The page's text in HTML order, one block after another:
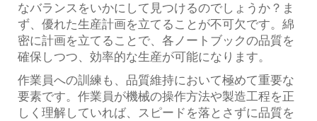
なバランスをいかにして見つけるのでしょうか？ま
ず、優れた生産計画を立てることが不可欠です。綿
密に計画を立てることで、各ノートブックの品質を
確保しつつ、効率的な生産が可能になります。
作業員への訓練も、品質維持において極めて重要な
要素です。作業員が機械の操作方法や製造工程を正
しく理解していれば、スピードを落とさずに品質を